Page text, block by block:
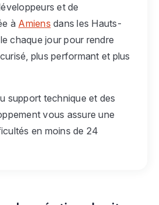
et de
à Amiens dans les Hauts-
chaque jour pour rendre
plus performant et plus
support technique et des
vous assure une
en moins de 24